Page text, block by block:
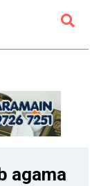
agama